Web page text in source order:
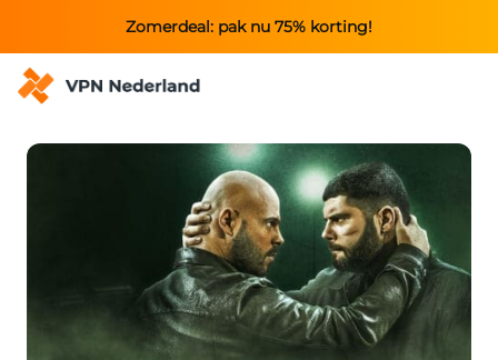
Zomerdeal: pak nu 75% korting!